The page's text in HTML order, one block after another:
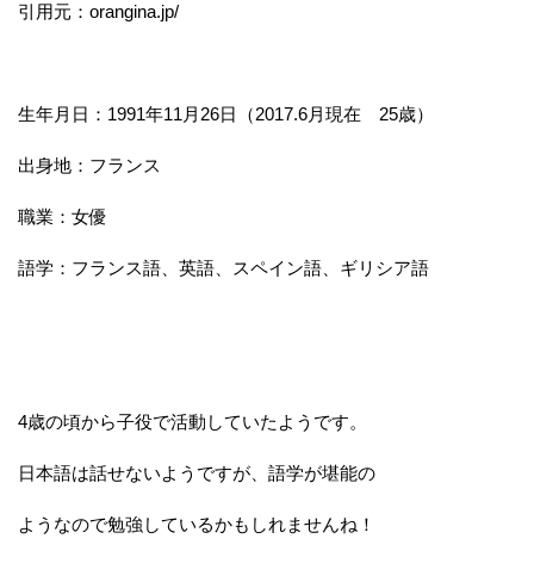
引用元：orangina.jp/
生年月日：1991年11月26日（2017.6月現在 25歳）
出身地：フランス
職業：女優
語学：フランス語、英語、スペイン語、ギリシア語
4歳の頃から子役で活動していたようです。
日本語は話せないようですが、語学が堪能の
ようなので勉強しているかもしれませんね！